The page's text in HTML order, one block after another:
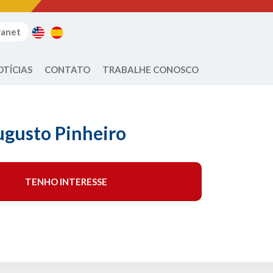
CONTATO TRABALHE CONOSCO
Pinheiro
TENHO INTERESSE